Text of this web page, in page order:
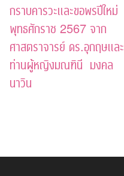
กราบคารวะและขอพรปีใหม่
พุทธศักราช 2567 จาก
ศาสตราจารย์ ดร.อุกฤษและ
ท่านผู้หญิงมณฑินี มงคล
นาวิน